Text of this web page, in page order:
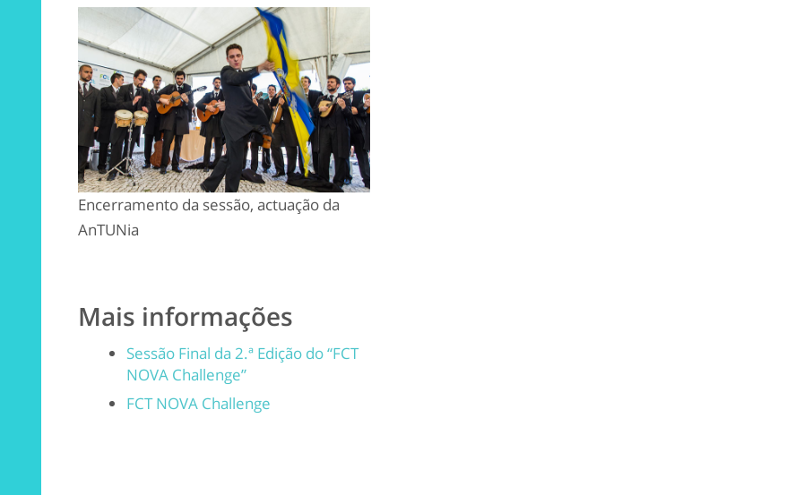
Encerramento da sessão, actuação da
AnTUNia
Mais informações
Sessão Final da 2.ª Edição do “FCT
NOVA Challenge”
FCT NOVA Challenge